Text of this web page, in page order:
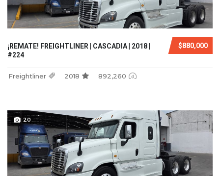
$880,000
¡REMATE! FREIGHTLINER | CASCADIA | 2018 |
#224
Freightliner 2018 892,260
20